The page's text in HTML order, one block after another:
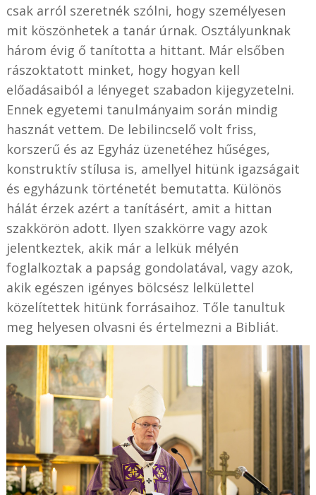
csak arról szeretnék szólni, hogy személyesen
mit köszönhetek a tanár úrnak. Osztályunknak
három évig ő tanította a hittant. Már elsőben
rászoktatott minket, hogy hogyan kell
előadásaiból a lényeget szabadon kijegyzetelni.
Ennek egyetemi tanulmányaim során mindig
hasznát vettem. De lebilincselő volt friss,
korszerű és az Egyház üzenetéhez hűséges,
konstruktív stílusa is, amellyel hitünk igazságait
és egyházunk történetét bemutatta. Különös
hálát érzek azért a tanításért, amit a hittan
szakkörön adott. Ilyen szakkörre vagy azok
jelentkeztek, akik már a lelkük mélyén
foglalkoztak a papság gondolatával, vagy azok,
akik egészen igényes bölcsész lelkülettel
közelítettek hitünk forrásaihoz. Tőle tanultuk
meg helyesen olvasni és értelmezni a Bibliát.